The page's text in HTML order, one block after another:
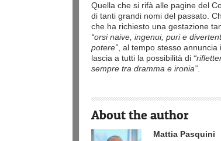
Quella che si rifà alle pagine del
di tanti grandi nomi del passato.
che ha richiesto una gestazione
“orsi naive, ingenui, puri e
potere” , al tempo stesso
lascia a tutti la possibilità di
sempre tra dramma e ironia”
About the author
Mattia Pasquini